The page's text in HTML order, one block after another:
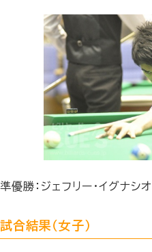
準優勝：ジェフリー・イグナシオ
試合結果（女子）